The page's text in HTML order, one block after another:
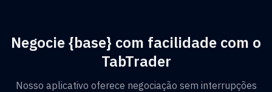
Negocie {base} com facilidade com o
TabTrader
Nosso aplicativo oferece negociação sem interrupções